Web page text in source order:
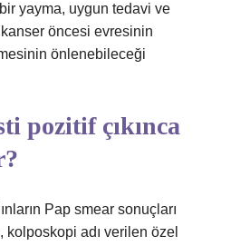
yayma, uygun tedavi ve
kanser öncesi evresinin
önlenebileceği
pozitif çıkınca
Pap smear sonuçları
kolposkopi adı verilen özel